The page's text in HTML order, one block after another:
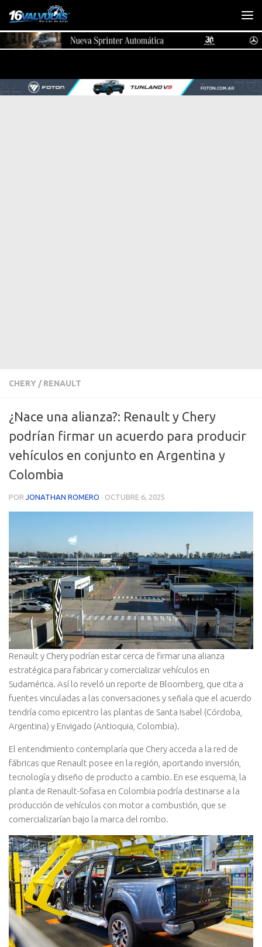
Saltar al contenido
CHERY / RENAULT
¿Nace una alianza?: Renault y Chery
podrían firmar un acuerdo para producir
vehículos en conjunto en Argentina y
Colombia
POR JONATHAN ROMERO · OCTUBRE 6, 2025
Renault y Chery podrían estar cerca de firmar una alianza
estratégica para fabricar y comercializar vehículos en
Sudamérica. Así lo reveló un reporte de Bloomberg, que cita a
fuentes vinculadas a las conversaciones y señala que el acuerdo
tendría como epicentro las plantas de Santa Isabel (Córdoba,
Argentina) y Envigado (Antioquia, Colombia).
El entendimiento contemplaría que Chery acceda a la red de
fábricas que Renault posee en la región, aportando inversión,
tecnología y diseño de producto a cambio. En ese esquema, la
planta de Renault-Sofasa en Colombia podría destinarse a la
producción de vehículos con motor a combustión, que se
comercializarían bajo la marca del rombo.